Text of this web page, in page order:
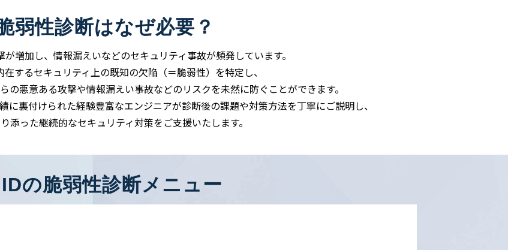
弱性診断はなぜ必要？
増加し、情報漏えいなどのセキュリティ事故が頻発しています。
在するセキュリティ上の既知の欠陥（＝脆弱性）を特定し、
の悪意ある攻撃や情報漏えい事故などのリスクを未然に防ぐことができます。
に裏付けられた経験豊富なエンジニアが診断後の課題や対策方法を丁寧にご説明し、
添った継続的なセキュリティ対策をご支援いたします。
の脆弱性診断メニュー